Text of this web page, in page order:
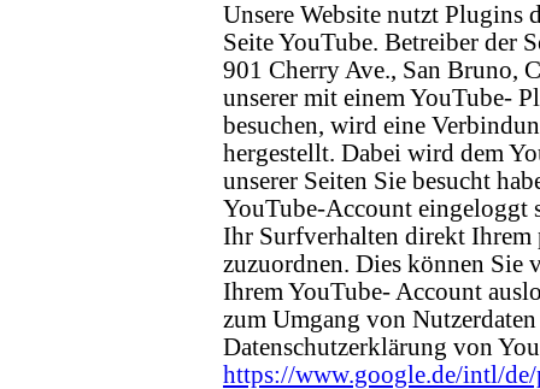
Unsere Website nutzt Plugins
Seite YouTube. Betreiber der
901 Cherry Ave., San Bruno,
unserer mit einem YouTube-
besuchen, wird eine
hergestellt. Dabei wird dem
unserer Seiten Sie besucht
YouTube-Account eingeloggt
Ihr Surfverhalten direkt
zuzuordnen. Dies können Sie
Ihrem YouTube- Account
zum Umgang von
Datenschutzerklärung von
https://www.google.de/intl/